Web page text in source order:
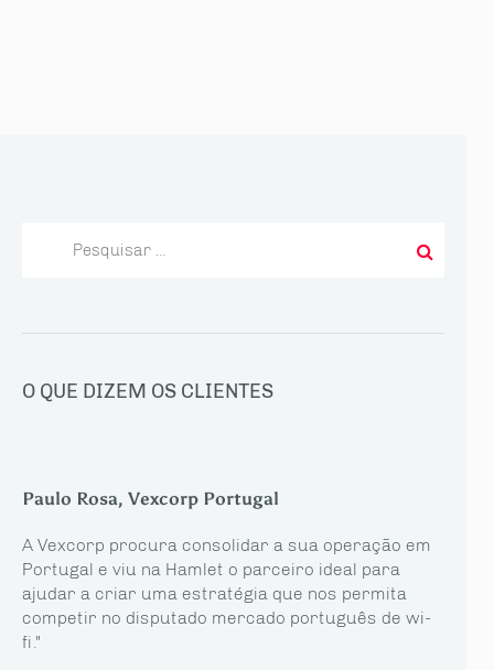
O QUE DIZEM OS CLIENTES
Paulo Rosa, Vexcorp Portugal
A Vexcorp procura consolidar a sua operação em
Portugal e viu na Hamlet o parceiro ideal para
ajudar a criar uma estratégia que nos permita
competir no disputado mercado português de wi-
fi."